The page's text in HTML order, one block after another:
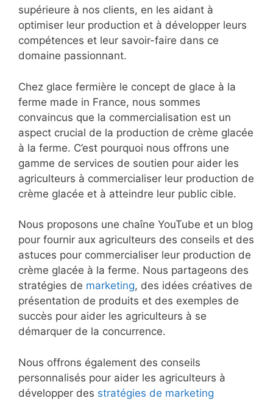
supérieure à nos clients, en les aidant à
optimiser leur production et à développer leurs
compétences et leur savoir-faire dans ce
domaine passionnant.
Chez glace fermière le concept de glace à la
ferme made in France, nous sommes
convaincus que la commercialisation est un
aspect crucial de la production de crème glacée
à la ferme. C’est pourquoi nous offrons une
gamme de services de soutien pour aider les
agriculteurs à commercialiser leur production de
crème glacée et à atteindre leur public cible.
Nous proposons une chaîne YouTube et un blog
pour fournir aux agriculteurs des conseils et des
astuces pour commercialiser leur production de
crème glacée à la ferme. Nous partageons des
stratégies de marketing, des idées créatives de
présentation de produits et des exemples de
succès pour aider les agriculteurs à se
démarquer de la concurrence.
Nous offrons également des conseils
personnalisés pour aider les agriculteurs à
développer des stratégies de marketing